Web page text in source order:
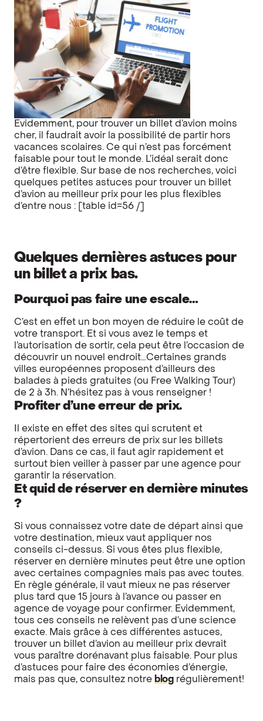
Evidemment, pour trouver un billet d’avion moins
cher, il faudrait avoir la possibilité de partir hors
vacances scolaires. Ce qui n’est pas forcément
faisable pour tout le monde. L’idéal serait donc
d’être flexible. Sur base de nos recherches, voici
quelques petites astuces pour trouver un billet
d’avion au meilleur prix pour les plus flexibles
d’entre nous : [table id=56 /]
Quelques dernières astuces pour
un billet a prix bas.
Pourquoi pas faire une escale…
C’est en effet un bon moyen de réduire le coût de
votre transport. Et si vous avez le temps et
l’autorisation de sortir, cela peut être l’occasion de
découvrir un nouvel endroit…Certaines grands
villes européennes proposent d’ailleurs des
balades à pieds gratuites (ou Free Walking Tour)
de 2 à 3h. N’hésitez pas à vous renseigner !
Profiter d’une erreur de prix.
Il existe en effet des sites qui scrutent et
répertorient des erreurs de prix sur les billets
d’avion. Dans ce cas, il faut agir rapidement et
surtout bien veiller à passer par une agence pour
garantir la réservation.
Et quid de réserver en dernière minutes
?
Si vous connaissez votre date de départ ainsi que
votre destination, mieux vaut appliquer nos
conseils ci-dessus. Si vous êtes plus flexible,
réserver en dernière minutes peut être une option
avec certaines compagnies mais pas avec toutes.
En règle générale, il vaut mieux ne pas réserver
plus tard que 15 jours à l’avance ou passer en
agence de voyage pour confirmer. Evidemment,
tous ces conseils ne relèvent pas d’une science
exacte. Mais grâce à ces différentes astuces,
trouver un billet d’avion au meilleur prix devrait
vous paraître dorénavant plus faisable. Pour plus
d’astuces pour faire des économies d’énergie,
mais pas que, consultez notre blog régulièrement!